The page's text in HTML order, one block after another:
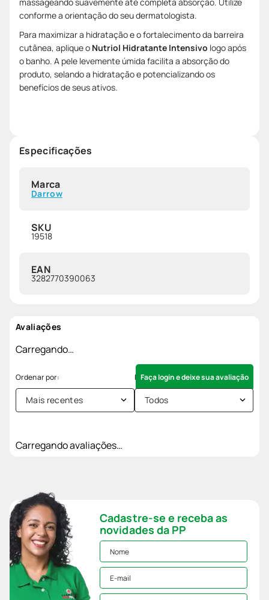
conforme a orientação do seu dermatologista.
Para maximizar a hidratação e o fortalecimento da barreira
cutânea, aplique o Nutriol Hidratante Intensivo logo após
o banho. A pele levemente úmida facilita a absorção do
produto, selando a hidratação e potencializando os
benefícios de seus ativos.
Especificações
Marca
Darrow
SKU
19518
EAN
3282770390063
Avaliações
Carregando…
Faça login e deixe sua avaliação
Mais recentes Todos
Carregando avaliações…
Cadastre-se e receba as
novidades da PP